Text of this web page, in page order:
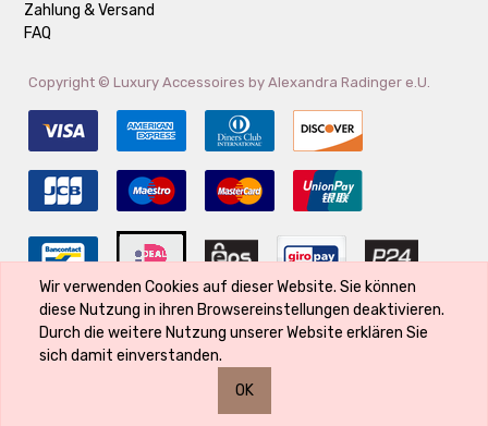
Wir verwenden Cookies auf dieser Website. Sie können
diese Nutzung in ihren Browsereinstellungen deaktivieren.
Durch die weitere Nutzung unserer Website erklären Sie
sich damit einverstanden.
OK
Zahlung & Versand
FAQ
Copyright © Luxury Accessoires by Alexandra Radinger e.U.
Der Markenname ist Eigentum des Rechte-Inhabers und wird verwendet,
weil er Bestandteil des Produktes ist und seine Qualität kennzeichnet